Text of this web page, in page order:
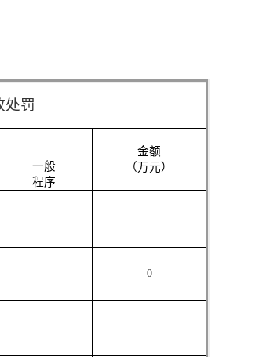
处罚
金额
（万元）
一般
程序
0